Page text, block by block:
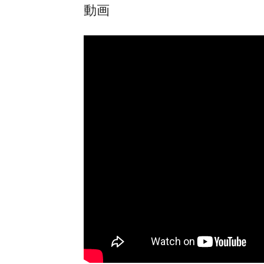
白桃烏龍ストレートティー
動画